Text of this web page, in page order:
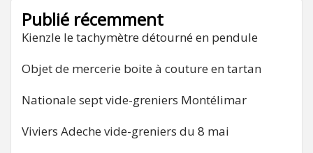
Publié récemment
Kienzle le tachymètre détourné en pendule
Objet de mercerie boite à couture en tartan
Nationale sept vide-greniers Montélimar
Viviers Adeche vide-greniers du 8 mai